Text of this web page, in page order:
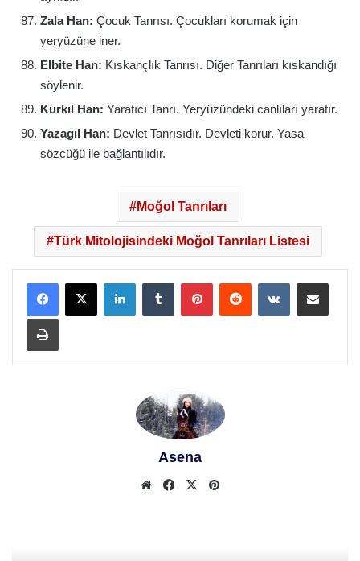
Zala Han: Çocuk Tanrısı. Çocukları korumak için
yeryüzüne iner.
Elbite Han: Kıskançlık Tanrısı. Diğer Tanrıları kıskandığı
söylenir.
Kurkıl Han: Yaratıcı Tanrı. Yeryüzündeki canlıları yaratır.
Yazagıl Han: Devlet Tanrısıdır. Devleti korur. Yasa
sözcüğü ile bağlantılıdır.
Moğol Tanrıları
Türk Mitolojisindeki Moğol Tanrıları Listesi
LinkedInTumblr PinterestReddit VKontakteE-Posta ile paylaş
Yazdır
Asena
Web
Facebook
X